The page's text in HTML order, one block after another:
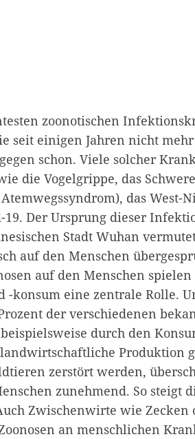
zoonotischen
seit einigen Jahren nicht
schon. Viele solcher
die Vogelgrippe, das
Atemwegssyndrom), das West-
19. Der Ursprung dieser
Stadt Wuhan
auf den Menschen
auf den Menschen
-konsum eine zentrale Rolle.
der verschiedenen
durch den
Produktion
zerstört werden,
zunehmend. So steigt
Zwischenwirte wie Zecken
an menschlichen